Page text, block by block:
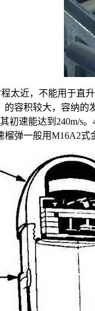
太近，不能用于直
容积较大，容纳
初速能达到240m/s
榴弹一般用M16A2式